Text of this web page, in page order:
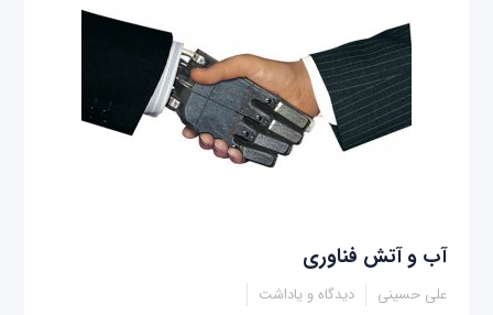
آب و آتش فناوری
علی حسینی دیدگاه و یاداشت